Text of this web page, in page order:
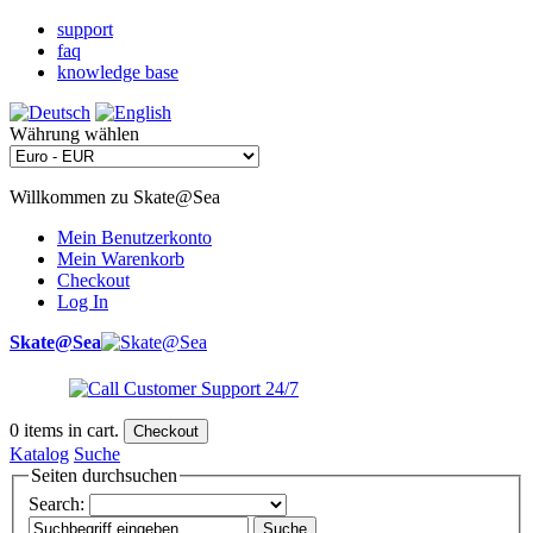
support
faq
knowledge base
Währung wählen
Willkommen zu Skate@Sea
Mein Benutzerkonto
Mein Warenkorb
Checkout
Log In
Skate@Sea
0 items in cart. Checkout
Katalog Suche
Seiten durchsuchen
Search:
Suche